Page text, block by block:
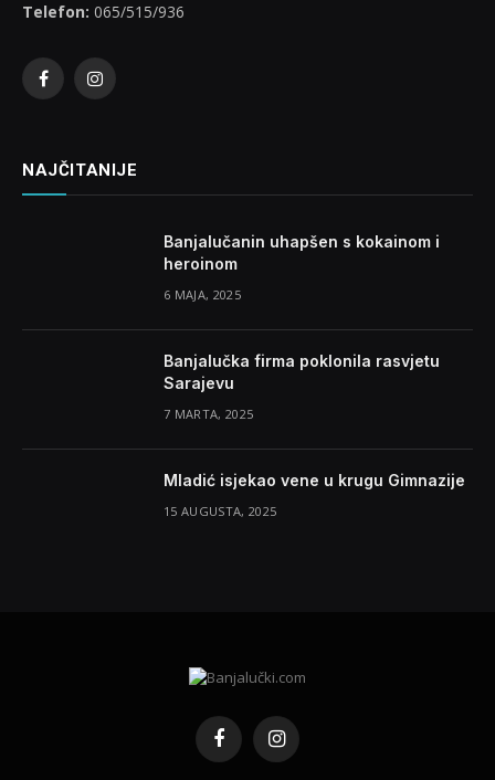
Telefon: 065/515/936
FacebookInstagram
NAJČITANIJE
Banjalučanin uhapšen s kokainom i
heroinom
6 MAJA, 2025
Banjalučka firma poklonila rasvjetu
Sarajevu
7 MARTA, 2025
Mladić isjekao vene u krugu Gimnazije
15 AUGUSTA, 2025
FacebookInstagram